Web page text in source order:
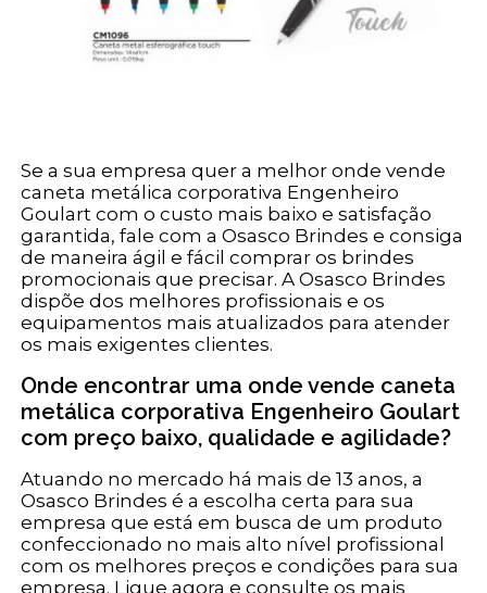
Se a sua empresa quer a melhor onde vende
caneta metálica corporativa Engenheiro
Goulart com o custo mais baixo e satisfação
garantida, fale com a Osasco Brindes e consiga
de maneira ágil e fácil comprar os brindes
promocionais que precisar. A Osasco Brindes
dispõe dos melhores profissionais e os
equipamentos mais atualizados para atender
os mais exigentes clientes.
Onde encontrar uma onde vende caneta
metálica corporativa Engenheiro Goulart
com preço baixo, qualidade e agilidade?
Atuando no mercado há mais de 13 anos, a
Osasco Brindes é a escolha certa para sua
empresa que está em busca de um produto
confeccionado no mais alto nível profissional
com os melhores preços e condições para sua
empresa. Ligue agora e consulte os mais